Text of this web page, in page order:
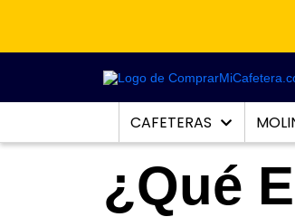
CAFETERAS
¿Qué